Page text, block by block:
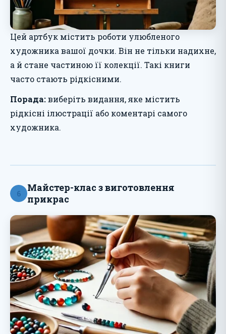
Цей артбук містить роботи улюбленого
художника вашої дочки. Він не тільки надихне,
а й стане частиною її колекції. Такі книги
часто стають рідкісними.
Порада:виберіть видання, яке містить
рідкісні ілюстрації або коментарі самого
художника.
6
Майстер-клас з виготовлення
прикрас